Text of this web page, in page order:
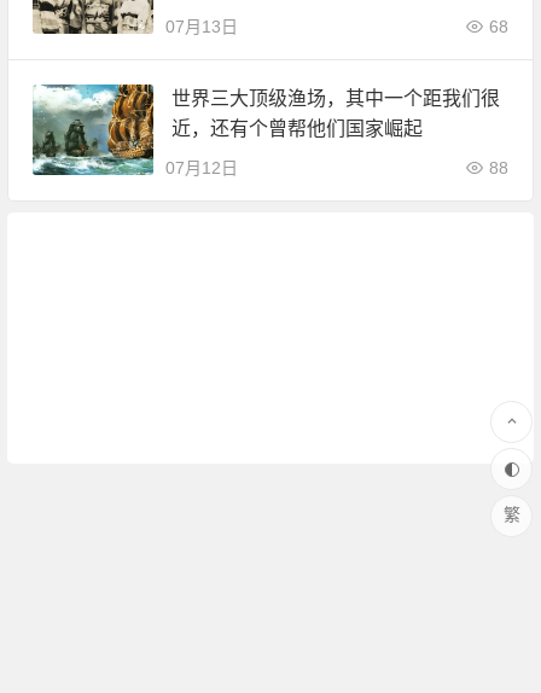
才知道它的伟大
07月13日 68
世界三大顶级渔场，其中一个距我们很
近，还有个曾帮他们国家崛起
07月12日 88
繁